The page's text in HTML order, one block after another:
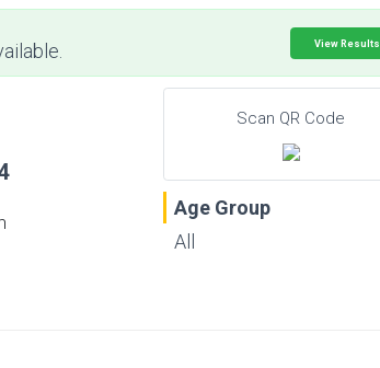
View Results
Scan QR Code
Age Group
All